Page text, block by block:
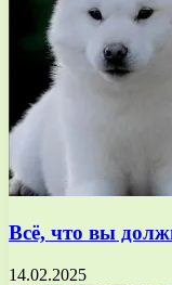
Всё, что вы
14.02.2025